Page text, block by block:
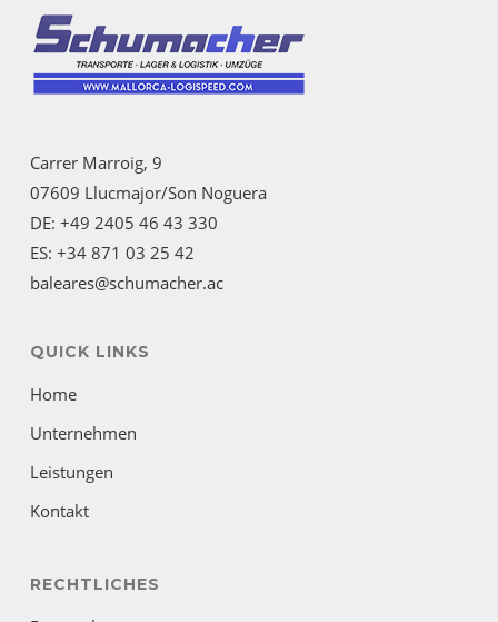
Carrer Marroig, 9
07609 Llucmajor/Son Noguera
DE: +49 2405 46 43 330
ES: +34 871 03 25 42
baleares@schumacher.ac
QUICK LINKS
Home
Unternehmen
Leistungen
Kontakt
RECHTLICHES